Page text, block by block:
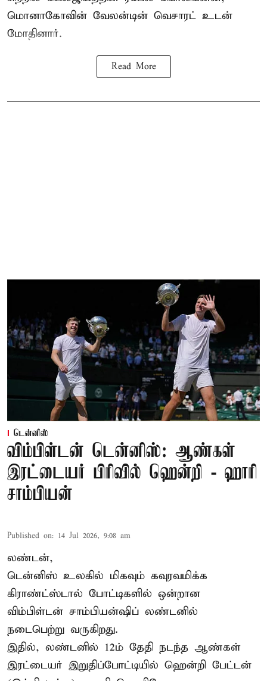
மொனாகோவின் வேலன்டின் வெசாரட் உடன்
மோதினார்.
Read More
டென்னிஸ்
விம்பிள்டன் டென்னிஸ்: ஆண்கள்
இரட்டையர் பிரிவில் ஹென்றி - ஹாரி
சாம்பியன்
Published on: 14 Jul 2026, 9:08 am
லண்டன்,
டென்னிஸ் உலகில் மிகவும் கவுரவமிக்க
கிராண்ட்ஸ்டால் போட்டிகளில் ஒன்றான
விம்பிள்டன் சாம்பியன்ஷிப் லண்டனில்
நடைபெற்று வருகிறது.
இதில், லண்டனில் 12ம் தேதி நடந்த ஆண்கள்
இரட்டையர் இறுதிப்போட்டியில் ஹென்றி பேட்டன்